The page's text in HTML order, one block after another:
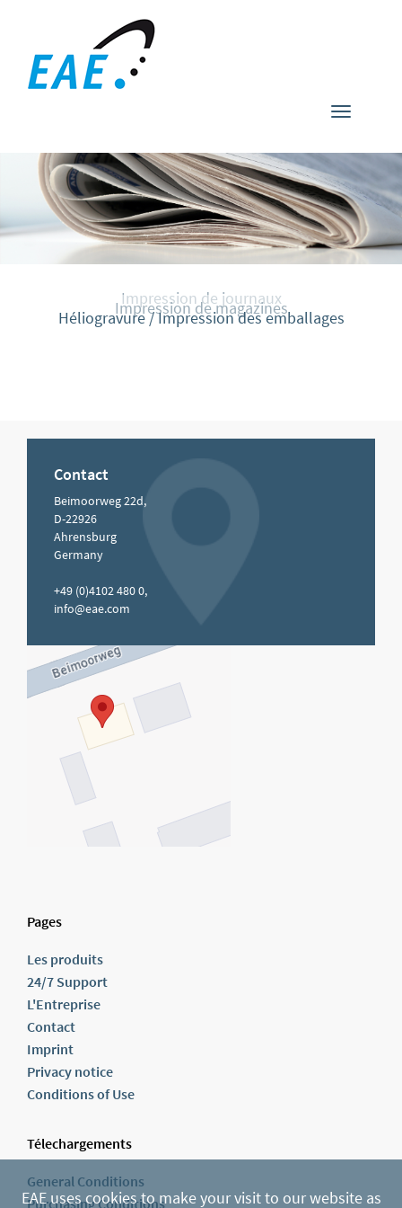
Toggle
Impression de journaux
Impression de magazines
Héliogravure / Impression des emballages
Contact
Beimoorweg 22d,
D-22926
Ahrensburg
Germany
+49 (0)4102 480 0,
info@eae.com
Pages
Les produits
24/7 Support
L'Entreprise
Contact
Imprint
Privacy notice
Conditions of Use
Télechargements
General Conditions
Purchasing Conditions
EAE uses cookies to make your visit to our website as